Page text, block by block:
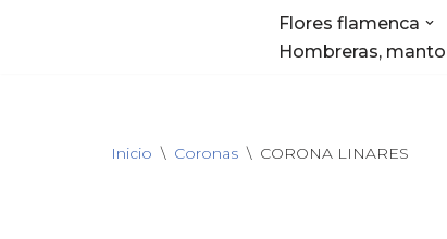
Flores flamenca
Hombreras,
Inicio \ Coronas \ CORONA LINARES